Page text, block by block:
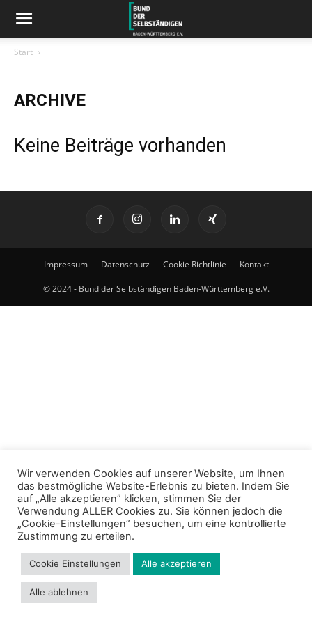
Start
ARCHIVE
Keine Beiträge vorhanden
Impressum Datenschutz Cookie Richtlinie Kontakt
© 2024 - Bund der Selbständigen Baden-Württemberg e.V.
Wir verwenden Cookies auf unserer Website, um Ihnen
das bestmögliche Website-Erlebnis zu bieten. Indem Sie
auf „Alle akzeptieren” klicken, stimmen Sie der
Verwendung ALLER Cookies zu. Sie können jedoch die
„Cookie-Einstellungen” besuchen, um eine kontrollierte
Zustimmung zu erteilen.
Cookie Einstellungen Alle akzeptieren
Alle ablehnen